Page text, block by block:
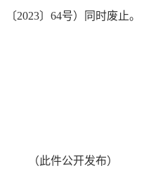
〔2023〕64号）同时废止。
（此件公开发布）